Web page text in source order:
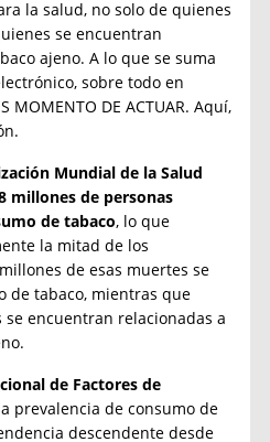
la salud, no solo de quienes
se encuentran
ajeno. A lo que se suma
sobre todo en
MOMENTO DE ACTUAR. Aquí,
Mundial de la Salud
millones de personas
de tabaco, lo que
la mitad de los
de esas muertes se
de tabaco, mientras que
encuentran relacionadas a
de Factores de
prevalencia de consumo de
descendente desde